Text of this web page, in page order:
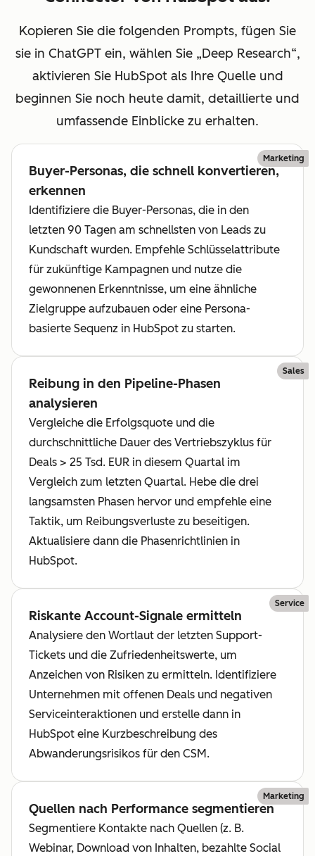
Kopieren Sie die folgenden Prompts, fügen Sie
sie in ChatGPT ein, wählen Sie „Deep Research“,
aktivieren Sie HubSpot als Ihre Quelle und
beginnen Sie noch heute damit, detaillierte und
umfassende Einblicke zu erhalten.
Marketing
Buyer-Personas, die schnell konvertieren,
erkennen
Identifiziere die Buyer-Personas, die in den
letzten 90 Tagen am schnellsten von Leads zu
Kundschaft wurden. Empfehle Schlüsselattribute
für zukünftige Kampagnen und nutze die
gewonnenen Erkenntnisse, um eine ähnliche
Zielgruppe aufzubauen oder eine Persona-
basierte Sequenz in HubSpot zu starten.
Sales
Reibung in den Pipeline-Phasen
analysieren
Vergleiche die Erfolgsquote und die
durchschnittliche Dauer des Vertriebszyklus für
Deals > 25 Tsd. EUR in diesem Quartal im
Vergleich zum letzten Quartal. Hebe die drei
langsamsten Phasen hervor und empfehle eine
Taktik, um Reibungsverluste zu beseitigen.
Aktualisiere dann die Phasenrichtlinien in
HubSpot.
Service
Riskante Account-Signale ermitteln
Analysiere den Wortlaut der letzten Support-
Tickets und die Zufriedenheitswerte, um
Anzeichen von Risiken zu ermitteln. Identifiziere
Unternehmen mit offenen Deals und negativen
Serviceinteraktionen und erstelle dann in
HubSpot eine Kurzbeschreibung des
Abwanderungsrisikos für den CSM.
Marketing
Quellen nach Performance segmentieren
Segmentiere Kontakte nach Quellen (z. B.
Webinar, Download von Inhalten, bezahlte Social